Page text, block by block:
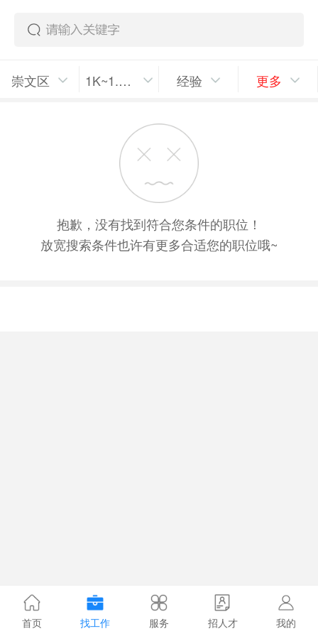
崇文区 1K~1.5K/月 经验 更多
抱歉，没有找到符合您条件的职位！
放宽搜索条件也许有更多合适您的职位哦~
首页 找工作 服务 招人才 我的